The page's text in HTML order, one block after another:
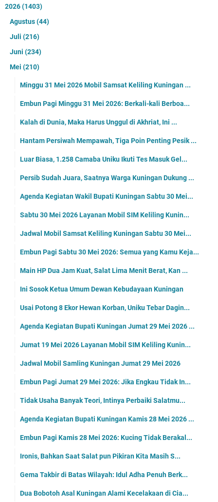
Kecewa Menjadi Bahagia
5 Cafe Bernuansa Alam yang Wajib Kamu Kunjungi
di Kuningan
Agustus 29, 2021 Tidak ada komentar
Hasil Sidak Diskopdaperin, di Gudang Minyak
Maulana Akbar
2026(1403)
Agustus
(44)
Mei(210)
Minggu 31 Mei 2026 Mobil Samsat Keliling Kuningan ...
Embun Pagi Minggu 31 Mei 2026: Berkali-kali Berboa...
Kalah di Dunia, Maka Harus Unggul di Akhriat, Ini ...
Hantam Persiwah Mempawah, Tiga Poin Penting Pesik ...
Luar Biasa, 1.258 Camaba Uniku Ikuti Tes Masuk Gel...
Persib Sudah Juara, Saatnya Warga Kuningan Dukung ...
Agenda Kegiatan Wakil Bupati Kuningan Sabtu 30 Mei...
Sabtu 30 Mei 2026 Layanan Mobil SIM Keliling Kunin...
Jadwal Mobil Samsat Keliling Kuningan Sabtu 30 Mei...
Embun Pagi Sabtu 30 Mei 2026: Semua yang Kamu Keja...
Main HP Dua Jam Kuat, Salat Lima Menit Berat, Kan ...